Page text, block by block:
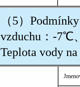
（5）
vzduchu：-7℃
Teplota vody